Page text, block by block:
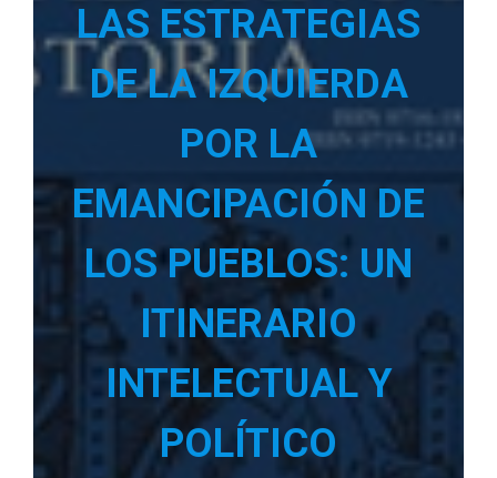
LAS ESTRATEGIAS
DE LA IZQUIERDA
POR LA
EMANCIPACIÓN DE
LOS PUEBLOS: UN
ITINERARIO
INTELECTUAL Y
POLÍTICO